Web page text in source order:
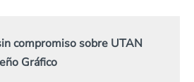
compromiso sobre UTAN
Gráfico